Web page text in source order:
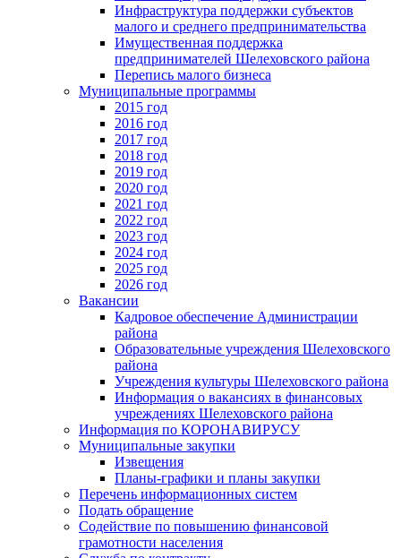
Инфраструктура поддержки субъектов
малого и среднего предпринимательства
Имущественная поддержка
предпринимателей Шелеховского района
Перепись малого бизнеса
Муниципальные программы
2015 год
2016 год
2017 год
2018 год
2019 год
2020 год
2021 год
2022 год
2023 год
2024 год
2025 год
2026 год
Вакансии
Кадровое обеспечение Администрации
района
Образовательные учреждения Шелеховского
района
Учреждения культуры Шелеховского района
Информация о вакансиях в финансовых
учреждениях Шелеховского района
Информация по КОРОНАВИРУСУ
Муниципальные закупки
Извещения
Планы-графики и планы закупки
Перечень информационных систем
Подать обращение
Содействие по повышению финансовой
грамотности населения